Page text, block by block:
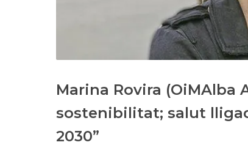
Marina Rovira (OiMAlba
sostenibilitat; salut
2030”